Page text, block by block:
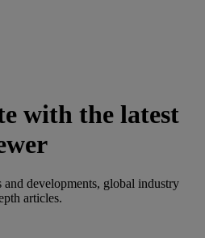
with the latest
and developments, global industry
articles.